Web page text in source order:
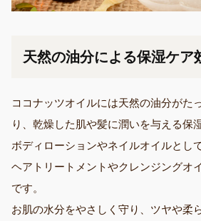
天然の油分による保湿ケア
ココナッツオイルには天然の油分がた
り、乾燥した肌や髪に潤いを与える保
ボディローションやネイルオイルとし
ヘアトリートメントやクレンジングオ
です。
お肌の水分をやさしく守り、ツヤや柔